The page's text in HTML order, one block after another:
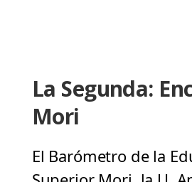
La Segunda:
Mori
El Barómetro de la